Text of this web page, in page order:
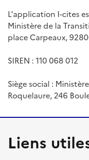
L'application I-cites
Ministère de la
place Carpeaux,
SIREN : 110 068 012
Siège social :
Roquelaure, 246
Liens